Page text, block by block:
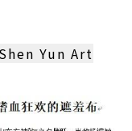
Yun Art